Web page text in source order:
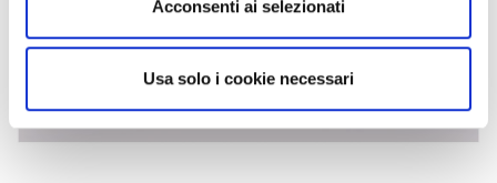
Acconsenti ai selezionati
Usa solo i cookie necessari